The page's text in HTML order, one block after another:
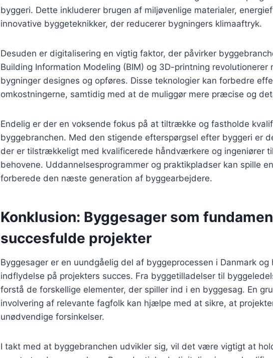
byggeri. Dette inkluderer brugen af miljøvenlige materialer,
innovative byggeteknikker, der reducerer bygningers klimaaftryk.
Desuden er digitalisering en vigtig faktor, der påvirker
Building Information Modeling (BIM) og 3D-printning revolutionerer
bygninger designes og opføres. Disse teknologier kan forbedre
omkostningerne, samtidig med at de muliggør mere præcise og
Endelig er der en voksende fokus på at tiltrække og fastholde
byggebranchen. Med den stigende efterspørgsel efter byggeri er
der er tilstrækkeligt med kvalificerede håndværkere og ingeniører
behovene. Uddannelsesprogrammer og praktikpladser kan spille
forberede den næste generation af byggearbejdere.
Konklusion: Byggesager som
succesfulde projekter
Byggesager er en uundgåelig del af byggeprocessen i Danmark og
indflydelse på projekters succes. Fra byggetilladelser til
forstå de forskellige elementer, der spiller ind i en byggesag. En
involvering af relevante fagfolk kan hjælpe med at sikre, at
unødvendige forsinkelser.
I takt med at byggebranchen udvikler sig, vil det være vigtigt at